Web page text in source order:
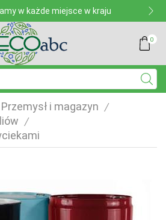
w każde miejsce w kraju
0
Przemysł i magazyn /
/